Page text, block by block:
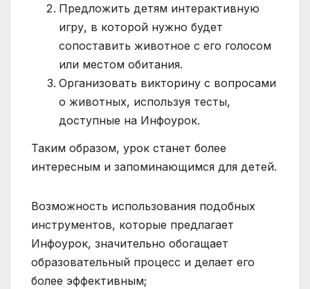
Предложить детям интерактивную
игру, в которой нужно будет
сопоставить животное с его голосом
или местом обитания.
Организовать викторину с вопросами
о животных, используя тесты,
доступные на Инфоурок.
Таким образом, урок станет более
интересным и запоминающимся для детей.
Возможность использования подобных
инструментов, которые предлагает
Инфоурок, значительно обогащает
образовательный процесс и делает его
более эффективным;